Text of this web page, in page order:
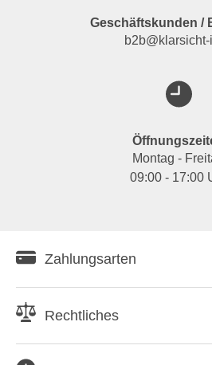
Geschäftskunden /
b2b@klarsicht-
Montag -
09:00 - 17:00
Zahlungsarten
Rechtliches